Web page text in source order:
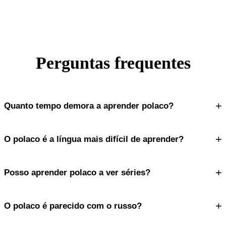
Perguntas frequentes
Quanto tempo demora a aprender polaco? +
O polaco é a língua mais difícil de aprender? +
Posso aprender polaco a ver séries? +
O polaco é parecido com o russo? +